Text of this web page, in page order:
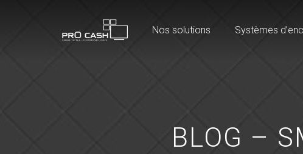
Nos solutions Systèmes
BLOG –